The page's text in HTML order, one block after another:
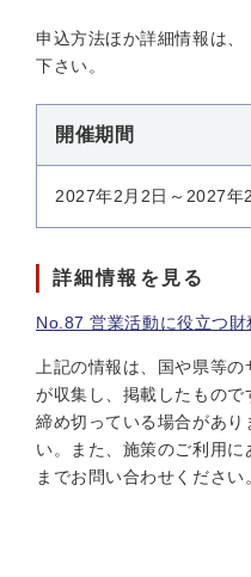
申込方法ほか詳細情報は
下さい。
開催期間
2027年2月2日～2027年
詳細情報を見る
No.87 営業活動に役立つ財
上記の情報は、国や県等
が収集し、掲載したもの
締め切っている場合があり
い。また、施策のご利用
までお問い合わせください